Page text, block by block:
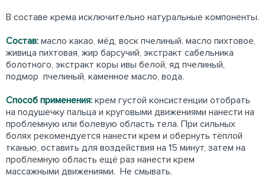
В составе крема исключительно натуральные компоненты.
Состав: масло какао, мёд, воск пчелиный, масло пихтовое,
живица пихтовая, жир барсучий, экстракт сабельника
болотного, экстракт коры ивы белой, яд пчелиный,
подмор пчелиный, каменное масло, вода.
Способ применения: крем густой консистенции отобрать
на подушечку пальца и круговыми движениями нанести на
проблемную или болевую область тела. При сильных
болях рекомендуется нанести крем и обернуть тёплой
тканью, оставить для воздействия на 15 минут, затем на
проблемную область ещё раз нанести крем
массажными движениями. Не смывать.